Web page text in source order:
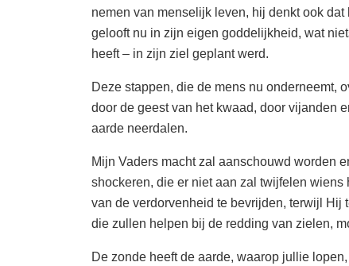
nemen van menselijk leven, hij denkt ook
gelooft nu in zijn eigen goddelijkheid, wat
heeft – in zijn ziel geplant werd.
Deze stappen, die de mens nu onderneemt,
door de geest van het kwaad, door vijanden
aarde neerdalen.
Mijn Vaders macht zal aanschouwd worden
shockeren, die er niet aan zal twijfelen
van de verdorvenheid te bevrijden, terwijl
die zullen helpen bij de redding van zielen,
De zonde heeft de aarde, waarop jullie